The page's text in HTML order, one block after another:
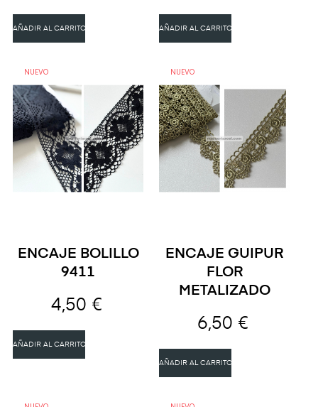
AÑADIR AL CARRITO AÑADIR AL CARRITO
NUEVO
ENCAJE BOLILLO
9411
4,50 €
AÑADIR AL CARRITO
NUEVO
ENCAJE GUIPUR
FLOR
METALIZADO
6,50 €
AÑADIR AL CARRITO